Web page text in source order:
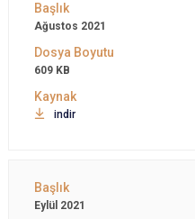
Ağustos 2021
609 KB
indir
Eylül 2021